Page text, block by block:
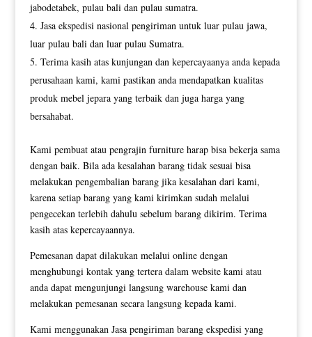
jabodetabek, pulau bali dan pulau sumatra.
Jasa ekspedisi nasional pengiriman untuk luar pulau jawa,
luar pulau bali dan luar pulau Sumatra.
Terima kasih atas kunjungan dan kepercayaanya anda kepada
perusahaan kami, kami pastikan anda mendapatkan kualitas
produk mebel jepara yang terbaik dan juga harga yang
bersahabat.
Kami pembuat atau pengrajin furniture harap bisa bekerja sama
dengan baik. Bila ada kesalahan barang tidak sesuai bisa
melakukan pengembalian barang jika kesalahan dari kami,
karena setiap barang yang kami kirimkan sudah melalui
pengecekan terlebih dahulu sebelum barang dikirim. Terima
kasih atas kepercayaannya.
Pemesanan dapat dilakukan melalui online dengan
menghubungi kontak yang tertera dalam website kami atau
anda dapat mengunjungi langsung warehouse kami dan
melakukan pemesanan secara langsung kepada kami.
Kami menggunakan Jasa pengiriman barang ekspedisi yang